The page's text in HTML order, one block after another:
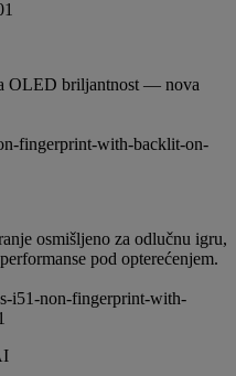
OLED briljantnost — nova
osmišljeno za odlučnu igru,
pod opterećenjem.